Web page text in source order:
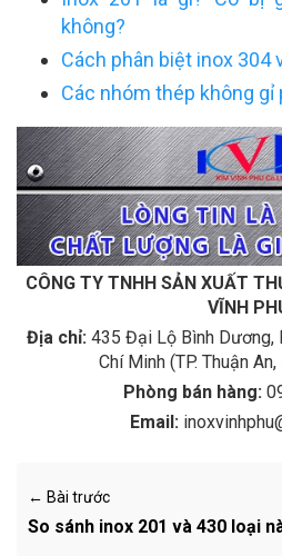
không?
Cách phân biệt inox 304
Các nhóm thép không gỉ
CÔNG TY TNHH SẢN XUẤT
VĨNH
Địa chỉ: 435 Đại Lộ Bình Dương,
Chí Minh (TP. Thuận
Phòng bán hàng:
Email:
← Bài trước
So sánh inox 201 và 430 loại